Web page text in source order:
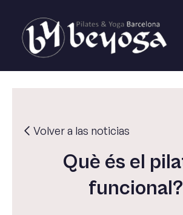
contingut
Volver a las noticias
Què és el
funcional?